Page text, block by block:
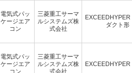
電気式パッ
ケージエア
コン
三菱重工サーマ
ルシステムズ株
式会社
EXCEEDHYPER
ダクト形
電気式パッ
ケージエア
コン
三菱重工サーマ
ルシステムズ株
式会社
EXCEEDHYPER